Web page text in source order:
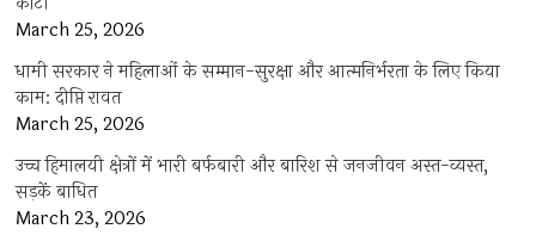
March 25, 2026
धामी सरकार ने महिलाओं के सम्मान-सुरक्षा और आत्मनिर्भरता के लिए किया
काम: दीप्ति रावत
March 25, 2026
उच्च हिमालयी क्षेत्रों में भारी बर्फबारी और बारिश से जनजीवन अस्त-व्यस्त,
सड़कें बाधित
March 23, 2026